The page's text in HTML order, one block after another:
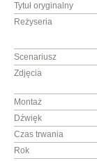
Tytuł oryginalny
Reżyseria
Scenariusz
Zdjęcia
Montaż
Dźwięk
Czas trwania
Rok